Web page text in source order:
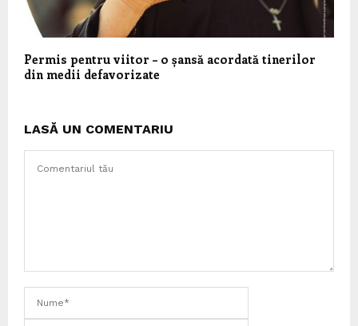
Permis pentru viitor – o șansă acordată tinerilor
din medii defavorizate
LASĂ UN COMENTARIU